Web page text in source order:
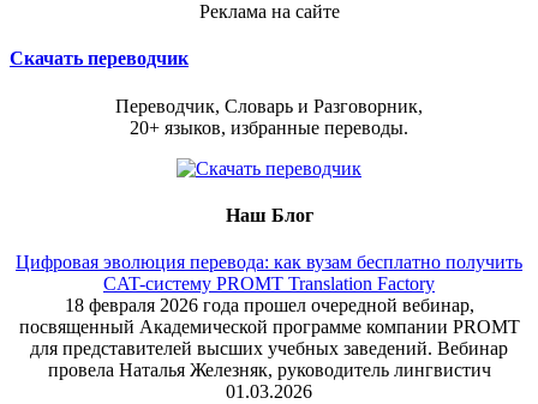
Реклама на сайте
Скачать переводчик
Переводчик, Словарь и Разговорник,
20+ языков, избранные переводы.
Наш Блог
Цифровая эволюция перевода: как вузам бесплатно получить
CAT-систему PROMT Translation Factory
18 февраля 2026 года прошел очередной вебинар,
посвященный Академической программе компании PROMT
для представителей высших учебных заведений. Вебинар
провела Наталья Железняк, руководитель лингвистич
01.03.2026